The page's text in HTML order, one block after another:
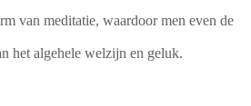
van meditatie, waardoor men even de
het algehele welzijn en geluk.